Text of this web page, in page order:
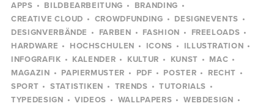
APPS BILDBEARBEITUNG
BRANDING
CREATIVE CLOUD
CROWDFUNDING
DESIGNEVENTS
DESIGNVERBÄNDE
FARBEN FASHION
FREELOADS
HARDWARE
HOCHSCHULEN ICONS
ILLUSTRATION
INFOGRAFIK
KALENDER KULTUR KUNST
MAC
MAGAZIN
PAPIERMUSTER PDF POSTER
RECHT
SPORT
STATISTIKEN TRENDS
TUTORIALS
TYPEDESIGN
VIDEOS WALLPAPERS
WEBDESIGN